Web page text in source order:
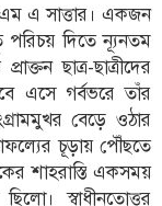
এম এ সাত্তার। একজন
পরিচয় দিতে ন্যূনতম
ছাত্র-ছাত্রীদের
এসে গর্বভরে তাঁর
বেড়ে ওঠার
চূড়ায় পৌঁছতে
শাহরাস্তি একসময়
স্বাধীনতোত্তর